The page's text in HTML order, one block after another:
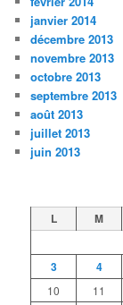
janvier 2014
décembre 2013
novembre 2013
octobre 2013
septembre 2013
août 2013
juillet 2013
juin 2013
L M
3
4
10
11